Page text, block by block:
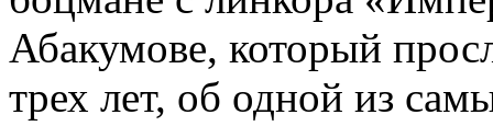
Абакумове, который
трех лет, об одной из